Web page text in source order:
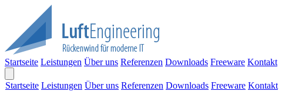
Startseite Leistungen Über uns Referenzen Downloads Freeware Kontakt
Startseite Leistungen Über uns Referenzen Downloads Freeware Kontakt